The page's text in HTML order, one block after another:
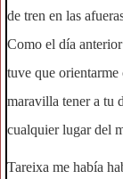
de tren en las
Como el día
tuve que
maravilla tener a tu
cualquier lugar del
Tareixa me había